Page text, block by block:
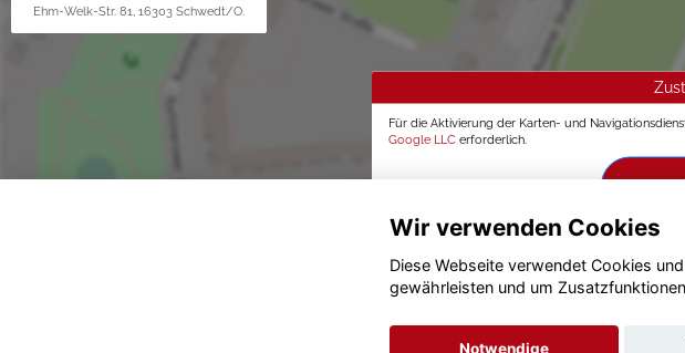
Ehm-Welk-Str. 81, 16303 Schwedt/O.
Für die Aktivierung der Karten- und
Google LLC erforderlich.
Wir verwenden Cookies
Diese Webseite verwendet Cookies
gewährleisten und um
Notwendige